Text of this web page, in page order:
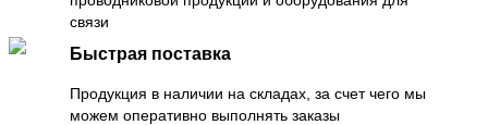
связи
Быстрая поставка
Продукция в наличии на складах, за счет чего мы
можем оперативно выполнять заказы